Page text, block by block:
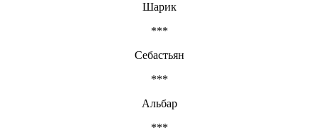
Шарик
***
Себастьян
***
Альбар
***